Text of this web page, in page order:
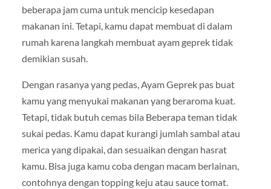
beberapa jam cuma untuk mencicip kesedapan
makanan ini. Tetapi, kamu dapat membuat di dalam
rumah karena langkah membuat ayam geprek tidak
demikian susah.
Dengan rasanya yang pedas, Ayam Geprek pas buat
kamu yang menyukai makanan yang beraroma kuat.
Tetapi, tidak butuh cemas bila Beberapa teman tidak
sukai pedas. Kamu dapat kurangi jumlah sambal atau
merica yang dipakai, dan sesuaikan dengan hasrat
kamu. Bisa juga kamu coba dengan macam berlainan,
contohnya dengan topping keju atau sauce tomat.